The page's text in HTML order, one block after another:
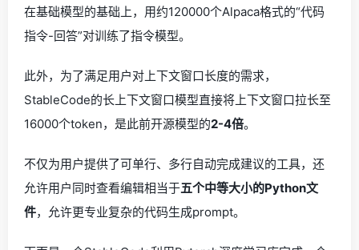
在基础模型的基础上，用约120000个Alpaca格式的“代码
指令-回答”对训练了指令模型。
此外，为了满足用户对上下文窗口长度的需求，
StableCode的长上下文窗口模型直接将上下文窗口拉长至
16000个token，是此前开源模型的2-4倍。
不仅为用户提供了可单行、多行自动完成建议的工具，还
允许用户同时查看编辑相当于五个中等大小的Python文
件，允许更专业复杂的代码生成prompt。